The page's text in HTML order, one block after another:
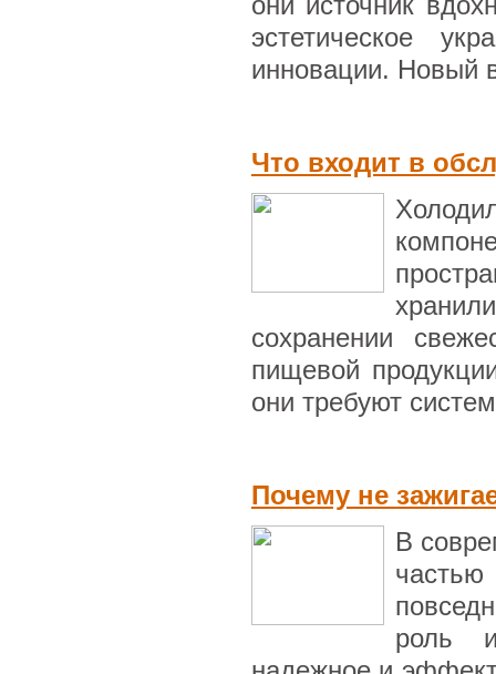
эстетическое
инновации. Новый
Что входит в
сохранении
пищевой
они требуют
Почему не
В
роль